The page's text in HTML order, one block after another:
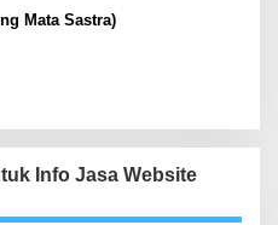
Mata Sastra)
Info Jasa Website